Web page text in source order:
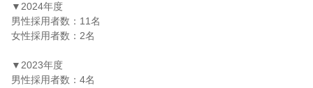
▼2024年度
男性採用者数：11名
女性採用者数：2名
▼2023年度
男性採用者数：4名